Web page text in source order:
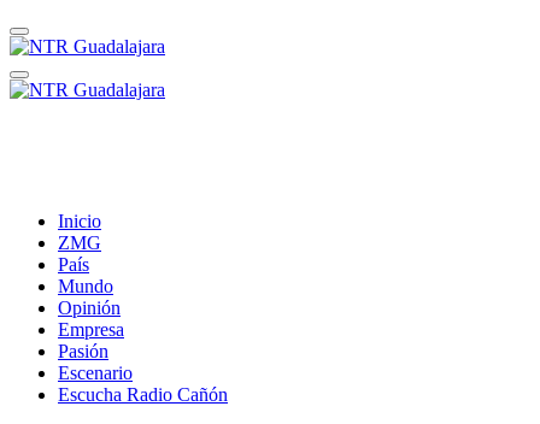
Inicio
ZMG
País
Mundo
Opinión
Empresa
Pasión
Escenario
Escucha Radio Cañón